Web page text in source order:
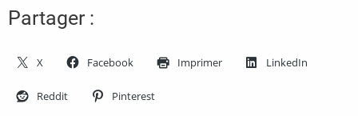
Partager :
X Facebook Imprimer LinkedIn
Reddit Pinterest